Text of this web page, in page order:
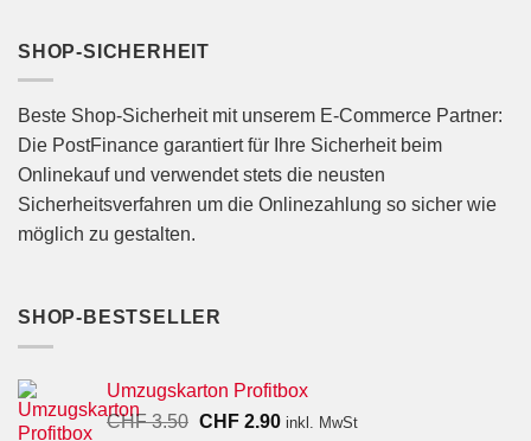
SHOP-SICHERHEIT
Beste Shop-Sicherheit mit unserem E-Commerce Partner:
Die PostFinance garantiert für Ihre Sicherheit beim
Onlinekauf und verwendet stets die neusten
Sicherheitsverfahren um die Onlinezahlung so sicher wie
möglich zu gestalten.
SHOP-BESTSELLER
Umzugskarton Profitbox
CHF3.50 Ursprünglicher
CHF2.90Aktueller
inkl. MwSt